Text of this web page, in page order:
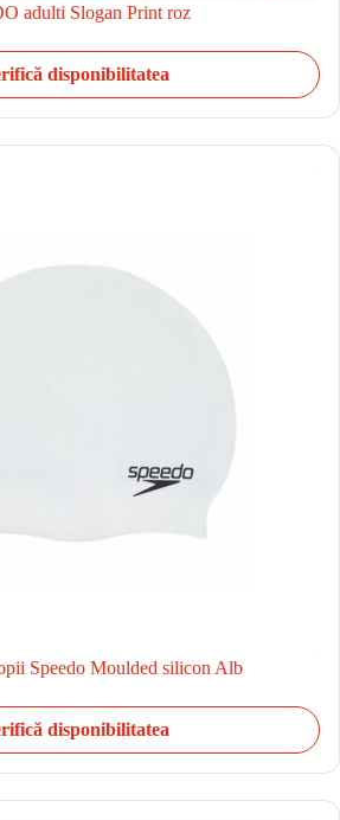
adulti Slogan Print roz
disponibilitatea
Speedo Moulded silicon Alb
disponibilitatea